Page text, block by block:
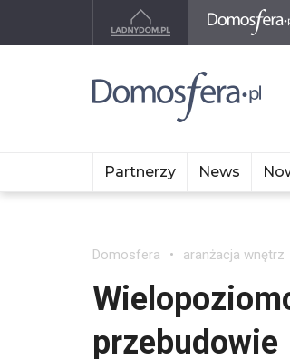
Partnerzy News
Domosfera aranżacja wnętrz
przebudowie